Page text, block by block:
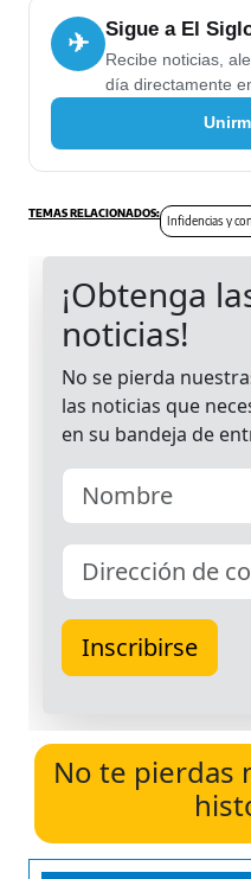
✈ Sigue a El
Recibe noticias,
día directamente
Infidencias y
No te pierdas